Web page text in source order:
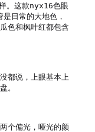
。这款nyx16色眼
日常的大地色，
色和枫叶红都包含
都说，上眼基本上
。
个偏光，哑光的颜